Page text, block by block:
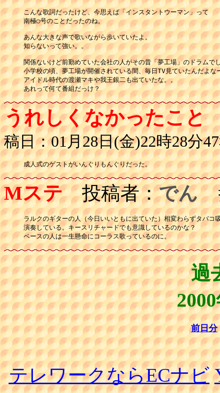
こんな歌詞だったけど、今思えば「インスタントウーマン」って
南極○号のことだったのね。
あんな大きな声で歌いながら歩いていたよ。
知らないって強い。。
関係ないけど前勤めていた会社の人がその昔「夢工場」のドラムで
小学校の頃、夢工場が開催されている間、毎日TV見ていたんだよな
アイドル時代の渡瀬マキや我王銀二も出ていたな。。
うれしくなかったこと
稿日：01月28日(金)22時28分
成人式のゲストがいんぐりもんぐりだった。
Mステ投稿者：でん
ラルクのギターの人（今日いいともに出ていた）相変わらずタバコ
演奏している。キースリチャードでも意識しているのかな？
ベースの人は一生懸命にコーラス歌っているのに。
過
前日分
テレワークならECナビ